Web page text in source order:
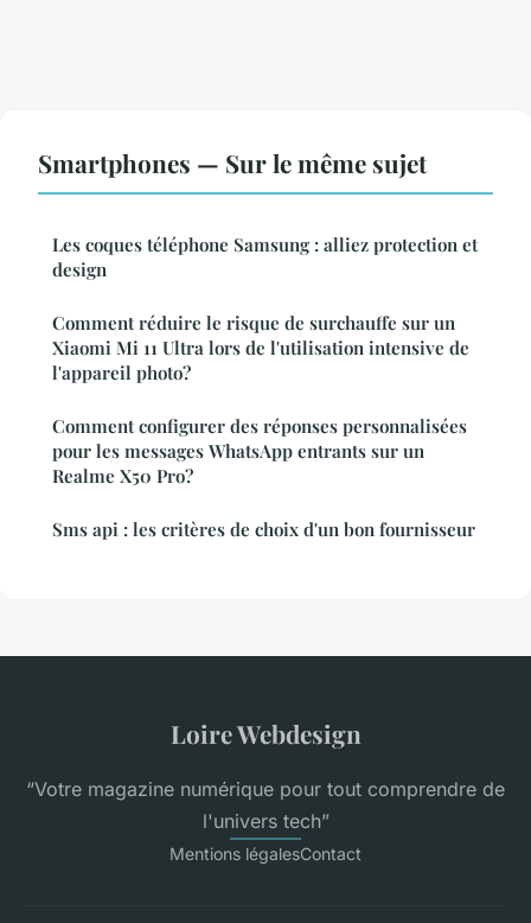
Smartphones — Sur le même sujet
Les coques téléphone Samsung : alliez protection et
design
Comment réduire le risque de surchauffe sur un
Xiaomi Mi 11 Ultra lors de l'utilisation intensive de
l'appareil photo?
Comment configurer des réponses personnalisées
pour les messages WhatsApp entrants sur un
Realme X50 Pro?
Sms api : les critères de choix d'un bon fournisseur
Loire Webdesign
“Votre magazine numérique pour tout comprendre de
l'univers tech”
Mentions légalesContact